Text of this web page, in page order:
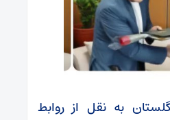
به نقل از روابط